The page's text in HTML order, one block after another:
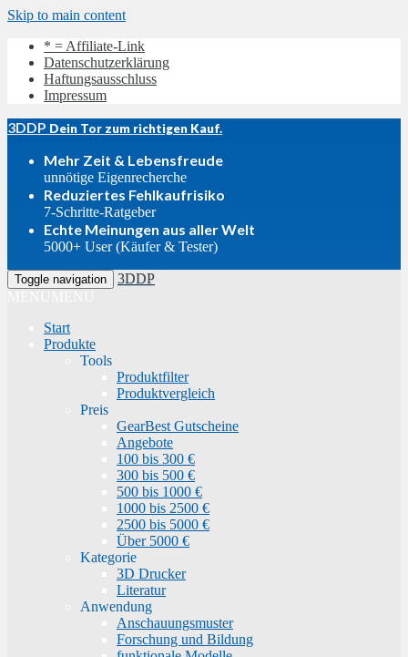
Skip to main content
* = Affiliate-Link
Datenschutzerklärung
Haftungsausschluss
Impressum
3DDP Dein Tor zum richtigen Kauf.
Mehr Zeit & Lebensfreude
unnötige Eigenrecherche
Reduziertes Fehlkaufrisiko
7-Schritte-Ratgeber
Echte Meinungen aus aller Welt
5000+ User (Käufer & Tester)
Toggle navigation
3DDP
Start
Produkte
Tools
Produktfilter
Produktvergleich
Preis
GearBest Gutscheine
Angebote
100 bis 300 €
300 bis 500 €
500 bis 1000 €
1000 bis 2500 €
2500 bis 5000 €
Über 5000 €
Kategorie
3D Drucker
Literatur
Anwendung
Anschauungsmuster
Forschung und Bildung